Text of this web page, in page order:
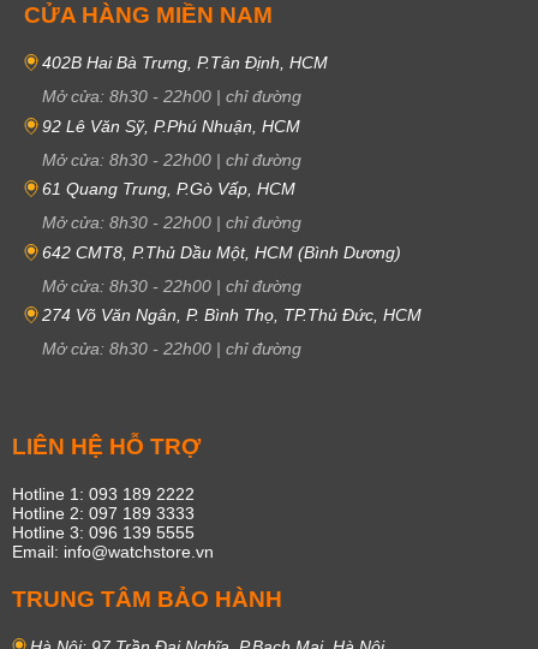
CỬA HÀNG MIỀN NAM
402B Hai Bà Trưng, P.Tân Định, HCM
Mở cửa: 8h30 - 22h00 | chỉ đường
92 Lê Văn Sỹ, P.Phú Nhuận, HCM
Mở cửa: 8h30 - 22h00 | chỉ đường
61 Quang Trung, P.Gò Vấp, HCM
Mở cửa: 8h30 - 22h00 | chỉ đường
642 CMT8, P.Thủ Dầu Một, HCM (Bình Dương)
Mở cửa: 8h30 - 22h00 | chỉ đường
274 Võ Văn Ngân, P. Bình Thọ, TP.Thủ Đức, HCM
Mở cửa: 8h30 - 22h00 | chỉ đường
LIÊN HỆ HỖ TRỢ
Hotline 1: 093 189 2222
Hotline 2: 097 189 3333
Hotline 3: 096 139 5555
Email: info@watchstore.vn
TRUNG TÂM BẢO HÀNH